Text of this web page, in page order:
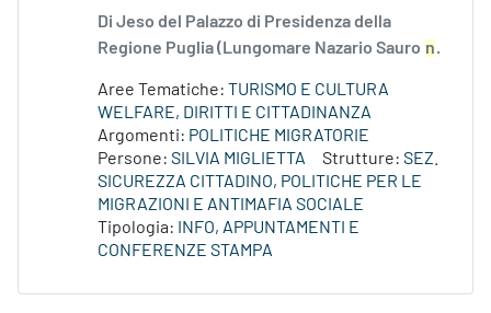
Di Jeso del Palazzo di Presidenza della
Regione Puglia (Lungomare Nazario Sauro n.
Aree Tematiche: TURISMO E CULTURA
WELFARE, DIRITTI E CITTADINANZA
Argomenti: POLITICHE MIGRATORIE
Persone: SILVIA MIGLIETTA Strutture: SEZ.
SICUREZZA CITTADINO, POLITICHE PER LE
MIGRAZIONI E ANTIMAFIA SOCIALE
Tipologia:
INFO, APPUNTAMENTI E
CONFERENZE STAMPA